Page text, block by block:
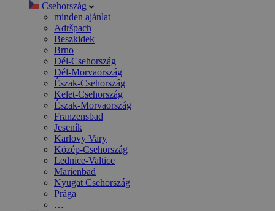
Csehország
minden ajánlat
Adršpach
Beszkidek
Brno
Dél-Csehország
Dél-Morvaország
Észak-Csehország
Kelet-Csehország
Észak-Morvaország
Franzensbad
Jeseník
Karlovy Vary
Közép-Csehország
Lednice-Valtice
Marienbad
Nyugat Csehország
Prága
…